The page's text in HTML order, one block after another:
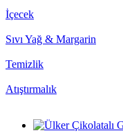
İçecek
Sıvı Yağ & Margarin
Temizlik
Atıştırmalık